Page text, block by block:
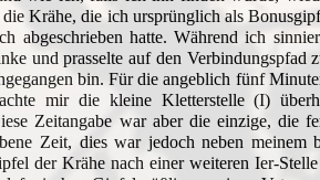
Krähe, die ich ursprünglich als
abgeschrieben hatte. Während ich
und prasselte auf den Verbindungspfad
bin. Für die angeblich fünf
mir die kleine Kletterstelle (I)
Zeitangabe war aber die einzige, die
Zeit, dies war jedoch neben meinem
der Krähe nach einer weiteren Ier-